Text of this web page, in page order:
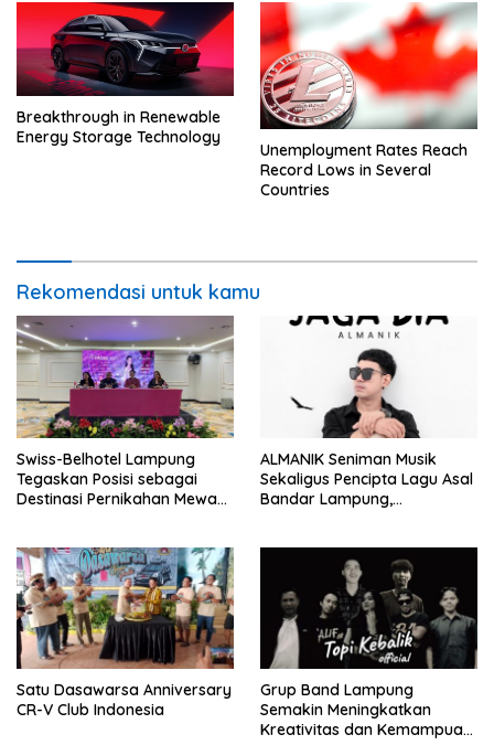
Breakthrough in Renewable
Energy Storage Technology
Unemployment Rates Reach
Record Lows in Several
Countries
Rekomendasi untuk kamu
Swiss-Belhotel Lampung
Tegaskan Posisi sebagai
Destinasi Pernikahan Mewah
ALMANIK Seniman Musik
Sekaligus Pencipta Lagu Asal
Bandar Lampung,
Satu Dasawarsa Anniversary
CR-V Club Indonesia
Grup Band Lampung
Semakin Meningkatkan
Kreativitas dan Kemampuan